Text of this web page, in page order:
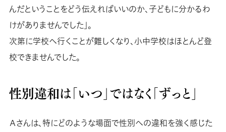
んだということをどう伝えればいいのか、子どもに分かるわ
けがありませんでした」。
次第に学校へ行くことが難しくなり、小中学校はほとんど登
校できませんでした。
性別違和は「いつ」ではなく「ずっと」
Ａさんは、特にどのような場面で性別への違和を強く感じた